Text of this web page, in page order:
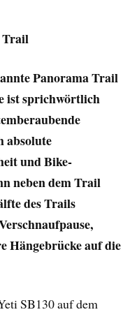
Trail
Panorama Trail
ist sprichwörtlich
absolute
und Bike-
neben dem Trail
des Trails
Hängebrücke auf die